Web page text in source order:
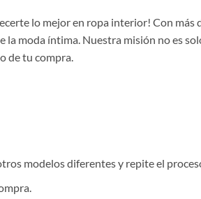
lo mejor en ropa interior! Con más
la moda íntima. Nuestra misión no es
de tu compra.
modelos diferentes y repite el